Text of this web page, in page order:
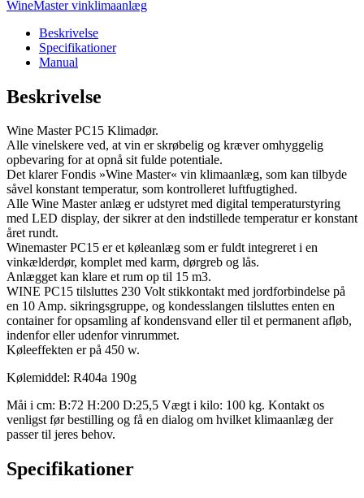
WineMaster vinklimaanlæg
Beskrivelse
Specifikationer
Manual
Beskrivelse
Wine Master PC15 Klimadør.
Alle vinelskere ved, at vin er skrøbelig og kræver omhyggelig
opbevaring for at opnå sit fulde potentiale.
Det klarer Fondis »Wine Master« vin klimaanlæg, som kan tilbyde
såvel konstant temperatur, som kontrolleret luftfugtighed.
Alle Wine Master anlæg er udstyret med digital temperaturstyring
med LED display, der sikrer at den indstillede temperatur er konstant
året rundt.
Winemaster PC15 er et køleanlæg som er fuldt integreret i en
vinkælderdør, komplet med karm, dørgreb og lås.
Anlægget kan klare et rum op til 15 m3.
WINE PC15 tilsluttes 230 Volt stikkontakt med jordforbindelse på
en 10 Amp. sikringsgruppe, og kondesslangen tilsluttes enten en
container for opsamling af kondensvand eller til et permanent afløb,
indenfor eller udenfor vinrummet.
Køleeffekten er på 450 w.
Kølemiddel: R404a 190g
Måi i cm: B:72 H:200 D:25,5 Vægt i kilo: 100 kg. Kontakt os
venligst før bestilling og få en dialog om hvilket klimaanlæg der
passer til jeres behov.
Specifikationer